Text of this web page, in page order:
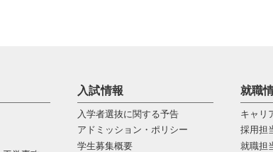
入試情報
入学者選抜に関する予告
アドミッション・ポリシー
学生募集概要
就職
キャリ
採用担
就職担